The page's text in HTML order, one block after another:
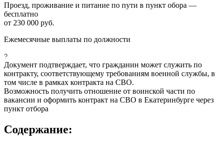
Проезд, проживание и питание по пути в пункт обора —
бесплатно
от 230 000 руб.
Ежемесячные выплаты по должности
Документ подтверждает, что гражданин может служить по
контракту, соответствующему требованиям военной службы, в
том числе в рамках контракта на СВО.
Возможность получить отношение от воинской части по
вакансии и оформить контракт на СВО в Екатеринбурге через
пункт отбора
Содержание: